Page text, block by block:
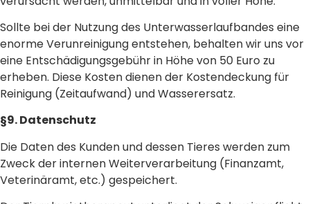
Sollte bei der Nutzung des Unterwasserlaufbandes eine
enorme Verunreinigung entstehen, behalten wir uns vor
eine Entschädigungsgebühr in Höhe von 50 Euro zu
erheben. Diese Kosten dienen der Kostendeckung für
Reinigung (Zeitaufwand) und Wasserersatz.
§9. Datenschutz
Die Daten des Kunden und dessen Tieres werden zum
Zweck der internen Weiterverarbeitung (Finanzamt,
Veterinäramt, etc.) gespeichert.